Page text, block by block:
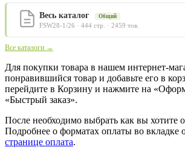
Весь каталог Общий
FSW28-1/26 · 444 стр. · 2459 тов.
Все каталоги →
Для покупки товара в нашем интернет-
понравившийся товар и добавьте его в
перейдите в Корзину и нажмите на
«Быстрый заказ».
После необходимо выбрать как вы хотите
Подробнее о форматах оплаты во вкладке
странице оплата.